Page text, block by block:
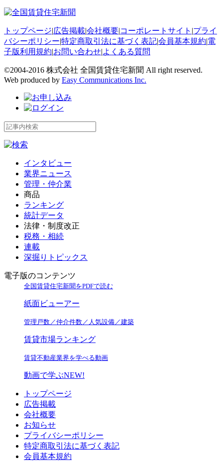
トップページ|広告掲載|会社概要|コーポレートサイト |プライ
バシーポリシー|特定商取引法に基づく表記|会員基本規約|電
子版利用規約|お問い合わせ|よくある質問
©2004-2016 株式会社 全国賃貸住宅新聞 All right reserved.
Web produced by Easy Communications Inc.
インタビュー
業界ニュース
管理・仲介業
商品
ランキング
統計データ
法律・制度改正
税務・相続
連載
深掘りトピックス
電子版のコンテンツ
全国賃貸住宅新聞をPDFで読む
紙面ビューアー
管理戸数／仲介件数／人気設備／建築
賃貸市場ランキング
賃貸不動産業界を学べる動画
動画で学ぶNEW!
トップページ
広告掲載
会社概要
お知らせ
プライバシーポリシー
特定商取引法に基づく表記
会員基本規約